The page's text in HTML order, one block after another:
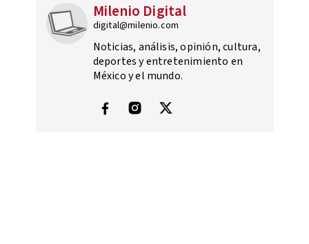
Milenio Digital
digital@milenio.com
Noticias, análisis, opinión, cultura,
deportes y entretenimiento en
México y el mundo.